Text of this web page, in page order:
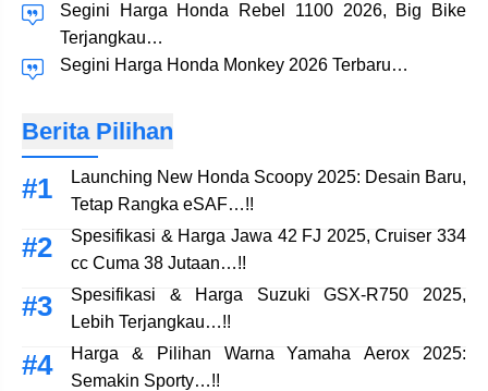
Segini Harga Honda Rebel 1100 2026, Big Bike
Terjangkau…
Segini Harga Honda Monkey 2026 Terbaru…
Berita Pilihan
Launching New Honda Scoopy 2025: Desain Baru,
Tetap Rangka eSAF…!!
Spesifikasi & Harga Jawa 42 FJ 2025, Cruiser 334
cc Cuma 38 Jutaan…!!
Spesifikasi & Harga Suzuki GSX-R750 2025,
Lebih Terjangkau…!!
Harga & Pilihan Warna Yamaha Aerox 2025:
Semakin Sporty…!!